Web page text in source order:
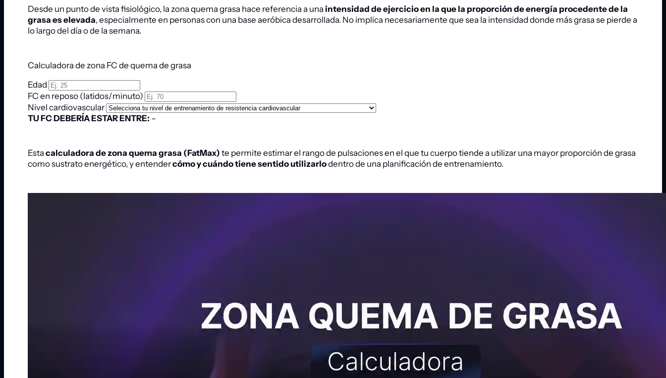
Desde un punto de vista fisiológico, la zona quema grasa hace referencia a una intensidad de ejercicio en la que la proporción de energía procedente de la
grasa es elevada, especialmente en personas con una base aeróbica desarrollada. No implica necesariamente que sea la intensidad donde más grasa se pierde a
lo largo del día o de la semana.
Calculadora de zona FC de quema de grasa
Edad
FC en reposo (latidos/minuto)
Nivel cardiovascular
TU FC DEBERÍA ESTAR ENTRE: –
Esta calculadora de zona quema grasa (FatMax) te permite estimar el rango de pulsaciones en el que tu cuerpo tiende a utilizar una mayor proporción de grasa
como sustrato energético, y entendercómo y cuándo tiene sentido utilizarlodentro de una planificación de entrenamiento.